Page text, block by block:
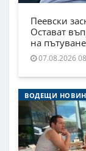
Пеевски
Остават
на
07.08.2026
ВОДЕЩИ